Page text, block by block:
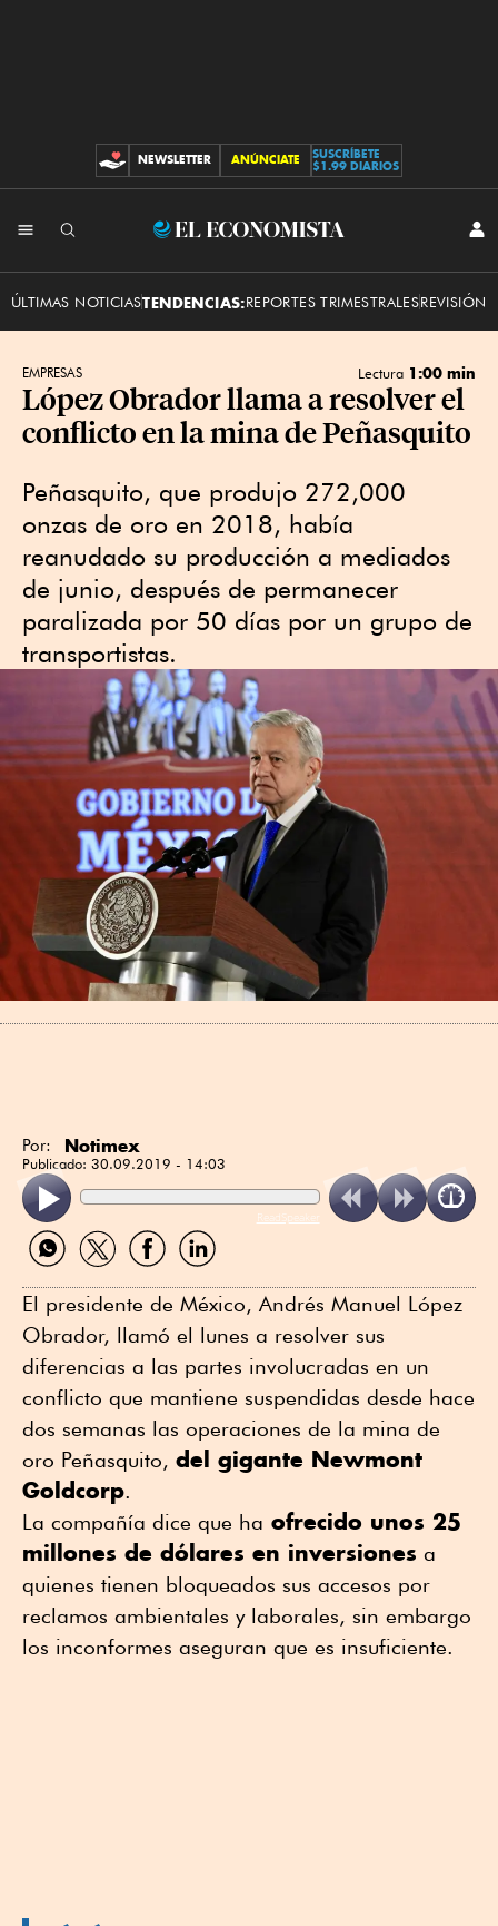
CONTRIBUCIONES
NEWSLETTER ANÚNCIATE
SUSCRÍBETE
$1.99 DIARIOS
El
ÚLTIMAS NOTICIASTENDENCIAS:REPORTES TRIMESTRALESREVISIÓN
EMPRESAS Lectura 1:00 min
López Obrador llama a resolver el
conflicto en la mina de Peñasquito
Peñasquito, que produjo 272,000
onzas de oro en 2018, había
reanudado su producción a mediados
de junio, después de permanecer
paralizada por 50 días por un grupo de
transportistas.
Por: Notimex
Publicado: 30.09.2019 - 14:03
ReadSpeaker
Compartir
por
Compartir
por
Compartir
por
Compartir
por
El presidente de México, Andrés Manuel López
Obrador, llamó el lunes a resolver sus
diferencias a las partes involucradas en un
conflicto que mantiene suspendidas desde hace
dos semanas las operaciones de la mina de
oro Peñasquito, del gigante Newmont
Goldcorp.
La compañía dice que ha ofrecido unos 25
millones de dólares en inversiones a
quienes tienen bloqueados sus accesos por
reclamos ambientales y laborales, sin embargo
los inconformes aseguran que es insuficiente.